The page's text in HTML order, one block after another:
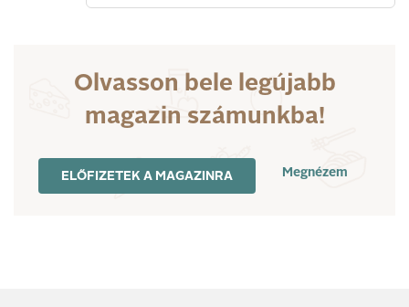
Olvasson bele legújabb
magazin számunkba!
ELŐFIZETEK A MAGAZINRA Megnézem